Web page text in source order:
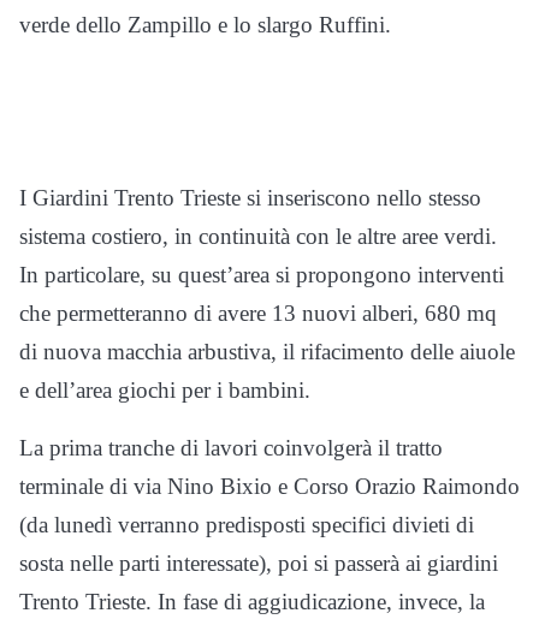
verde dello Zampillo e lo slargo Ruffini.
I Giardini Trento Trieste si inseriscono nello stesso
sistema costiero, in continuità con le altre aree verdi.
In particolare, su quest’area si propongono interventi
che permetteranno di avere 13 nuovi alberi, 680 mq
di nuova macchia arbustiva, il rifacimento delle aiuole
e dell’area giochi per i bambini.
La prima tranche di lavori coinvolgerà il tratto
terminale di via Nino Bixio e Corso Orazio Raimondo
(da lunedì verranno predisposti specifici divieti di
sosta nelle parti interessate), poi si passerà ai giardini
Trento Trieste. In fase di aggiudicazione, invece, la